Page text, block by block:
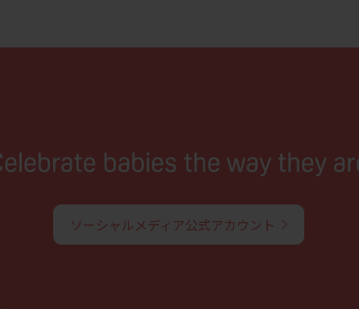
ソーシャルメディア公式アカウント